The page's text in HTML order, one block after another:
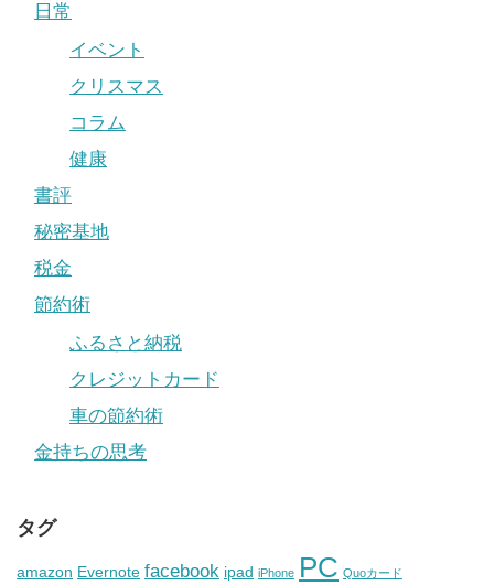
日常
イベント
クリスマス
コラム
健康
書評
秘密基地
税金
節約術
ふるさと納税
クレジットカード
車の節約術
金持ちの思考
タグ
amazon Evernote facebook ipad iPhone PC Quoカード